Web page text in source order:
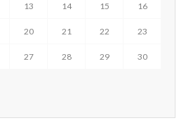
13 14 15 16
20 21 22 23
27 28 29 30